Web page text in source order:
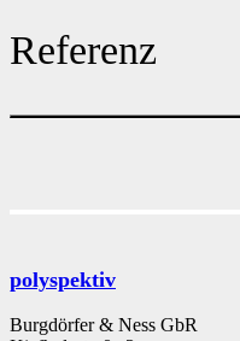
Referenz
polyspektiv
Burgdörfer & Ness GbR